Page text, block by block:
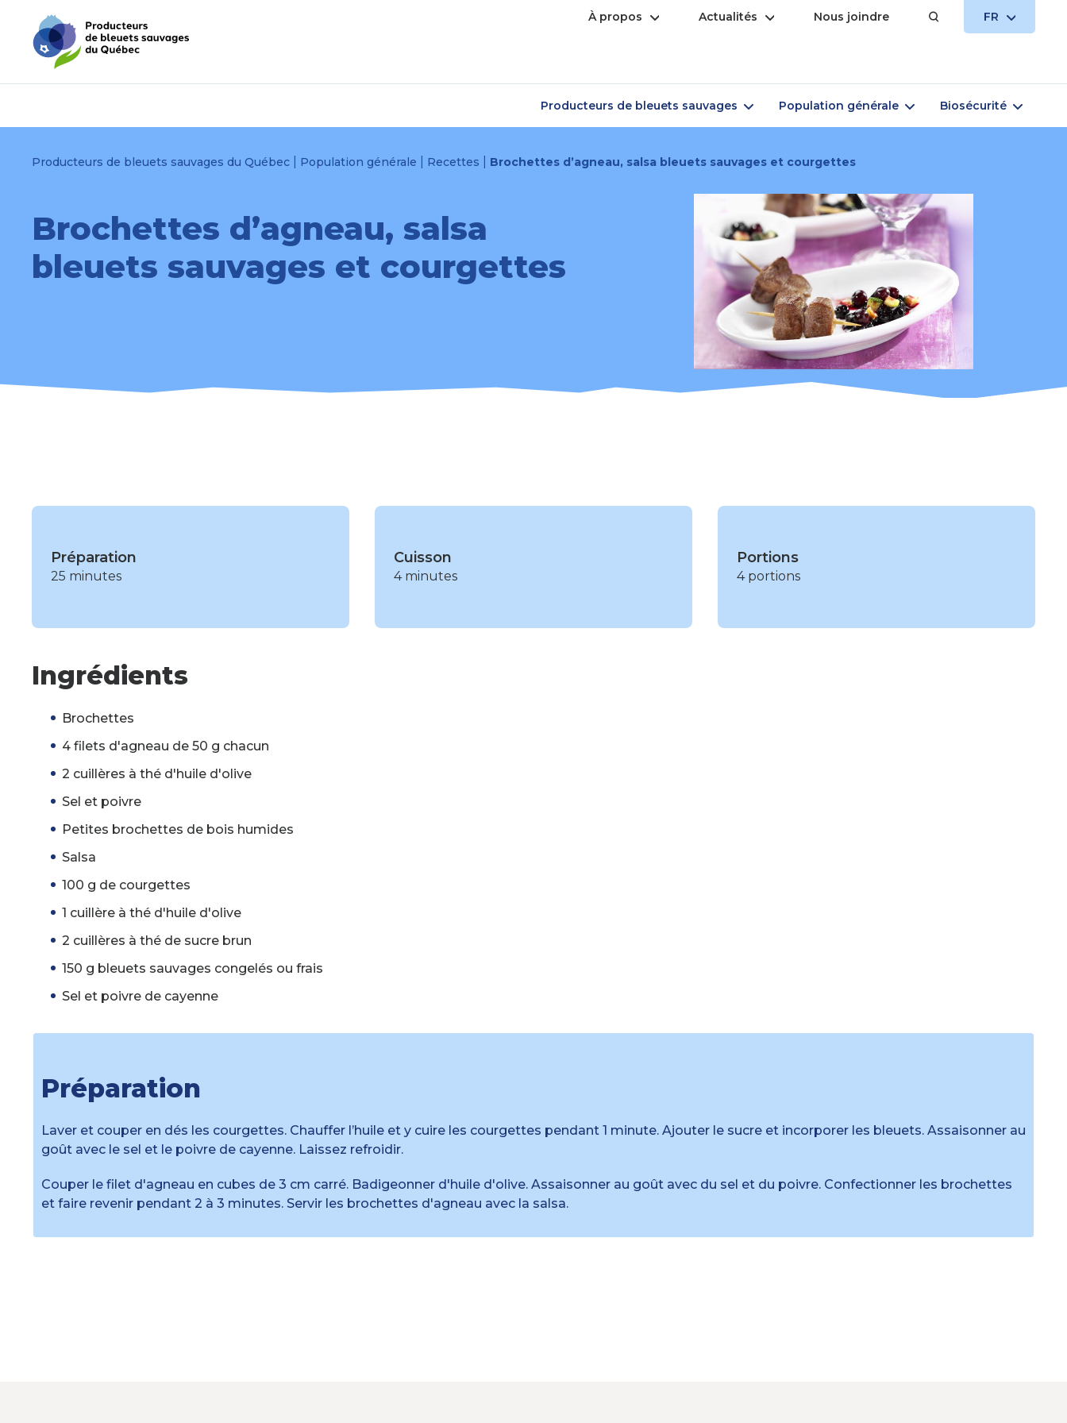
menu
contenu
À propos Ouvrir Actualités Ouvrir Nous joindre FR OUVRIR
MENU
Producteurs de bleuets sauvages Ouvrir
menu
Population générale Ouvrir
menu
Biosécurité Ouvrir
menu
Producteurs de bleuets sauvages du Québec Population générale Recettes Brochettes d’agneau, salsa bleuets sauvages et courgettes
Brochettes d’agneau, salsa
bleuets sauvages et courgettes
Préparation
25 minutes
Cuisson
4 minutes
Portions
4 portions
Ingrédients
Brochettes
4 filets d'agneau de 50 g chacun
2 cuillères à thé d'huile d'olive
Sel et poivre
Petites brochettes de bois humides
Salsa
100 g de courgettes
1 cuillère à thé d'huile d'olive
2 cuillères à thé de sucre brun
150 g bleuets sauvages congelés ou frais
Sel et poivre de cayenne
Préparation
Laver et couper en dés les courgettes. Chauffer l’huile et y cuire les courgettes pendant 1 minute. Ajouter le sucre et incorporer les bleuets. Assaisonner au
goût avec le sel et le poivre de cayenne. Laissez refroidir.
Couper le filet d'agneau en cubes de 3 cm carré. Badigeonner d'huile d'olive. Assaisonner au goût avec du sel et du poivre. Confectionner les brochettes
et faire revenir pendant 2 à 3 minutes. Servir les brochettes d'agneau avec la salsa.